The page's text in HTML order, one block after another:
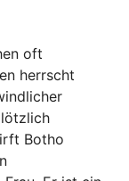
oft
herrscht
Botho